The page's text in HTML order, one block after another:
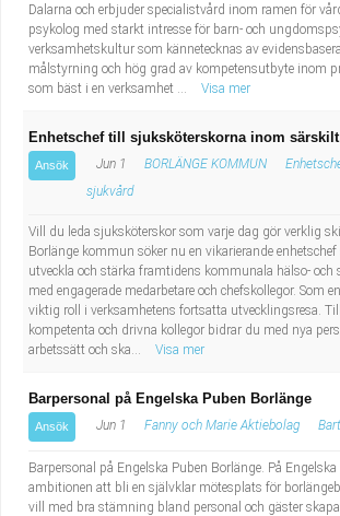
Dalarna och erbjuder specialistvård inom ramen för
psykolog med starkt intresse för barn- och
verksamhetskultur som kännetecknas av
målstyrning och hög grad av kompetensutbyte inom
som bäst i en verksamhet ...
Visa mer
Enhetschef till sjuksköterskorna inom
Ansök Jun 1 BORLÄNGE KOMMUN
sjukvård
Vill du leda sjuksköterskor som varje dag gör verklig
Borlänge kommun söker nu en vikarierande
utveckla och stärka framtidens kommunala hälso-
med engagerade medarbetare och chefskollegor. Som
viktig roll i verksamhetens fortsatta utvecklingsresa.
kompetenta och drivna kollegor bidrar du med nya
arbetssätt och ska...
Visa mer
Barpersonal på Engelska Puben Borlänge
Ansök Jun 1 Fanny och Marie Aktiebolag
Barpersonal på Engelska Puben Borlänge. På
ambitionen att bli en självklar mötesplats för
vill med bra stämning bland personal och gäster